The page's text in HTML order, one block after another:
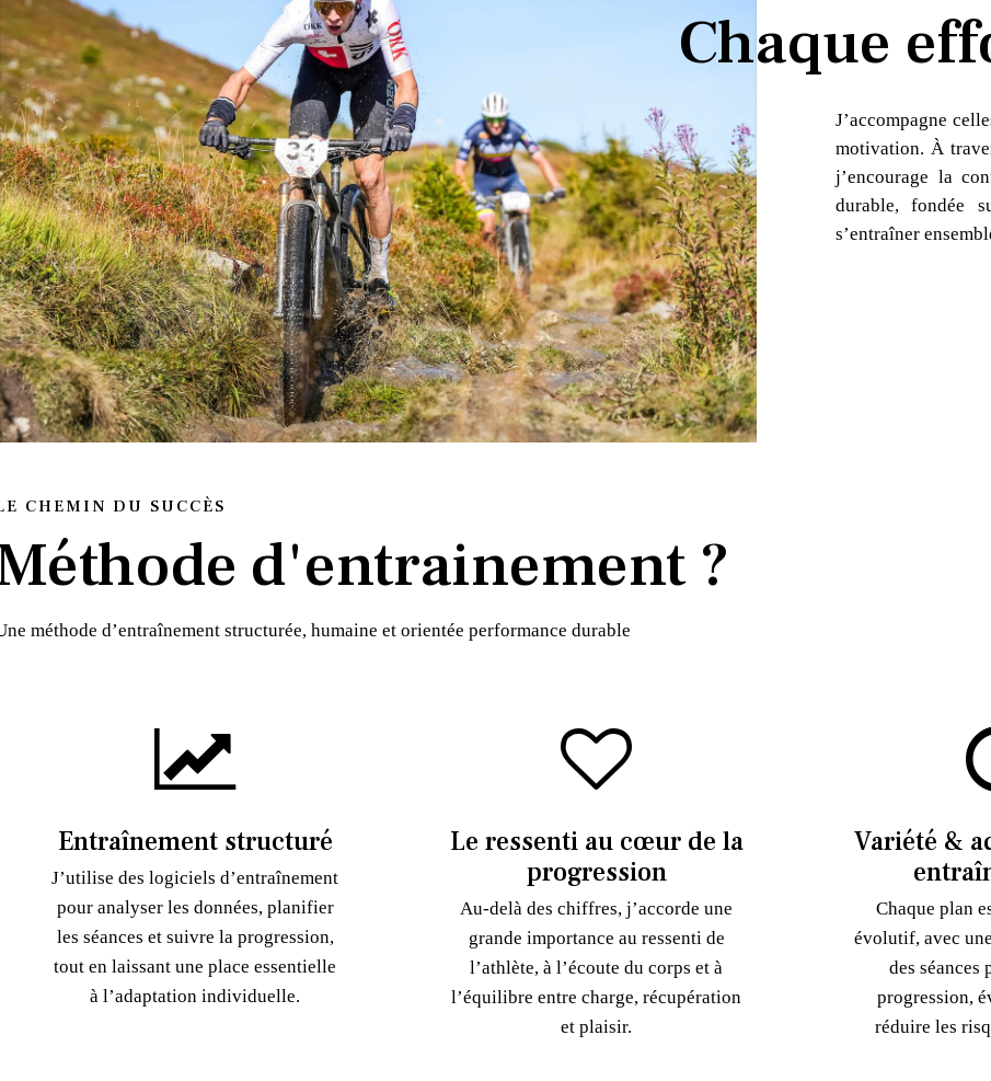
Chaque
J’accompagne
motivation. À
j’encourage la
durable, fondée
s’entraîner
CHEMIN DU SUCCÈS
d'entrainement ?
méthode d’entraînement structurée, humaine et orientée performance durable
Entraînement structuré
J’utilise des logiciels d’entraînement
pour analyser les données, planifier
les séances et suivre la progression,
tout en laissant une place essentielle
à l’adaptation individuelle.
Le ressenti au cœur de la
progression
Au-delà des chiffres, j’accorde une
grande importance au ressenti de
l’athlète, à l’écoute du corps et à
l’équilibre entre charge, récupération
et plaisir.
Variété &
Chaque plan
évolutif, avec
des séances
progression,
réduire les